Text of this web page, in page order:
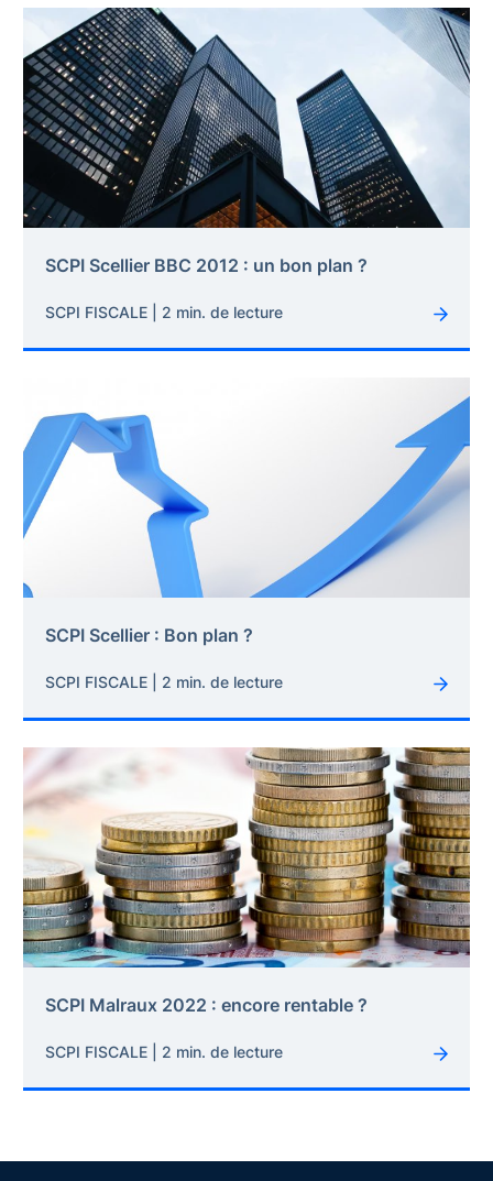
SCPI Scellier BBC 2012 : un bon plan ?
SCPI FISCALE | 2 min. de lecture
SCPI Scellier : Bon plan ?
SCPI FISCALE | 2 min. de lecture
SCPI Malraux 2022 : encore rentable ?
SCPI FISCALE | 2 min. de lecture